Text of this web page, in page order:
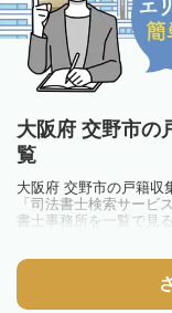
大阪府 交野市の
覧
大阪府 交野市の戸籍収
「司法書士検索サービ
書士事務所を一覧で見
えている方は一度近隣